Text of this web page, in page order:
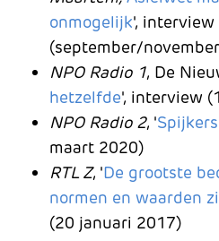
onmogelijk', interview
(september/
NPO Radio 1, De
hetzelfde', interview
NPO Radio 2, '
maart 2020)
RTL Z, 'De grootste
normen en waarden
(20 januari 2017)